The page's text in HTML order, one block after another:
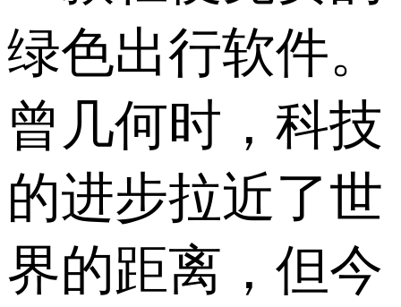
绿色出行软件。
曾几何时，科技
的进步拉近了世
界的距离，但今